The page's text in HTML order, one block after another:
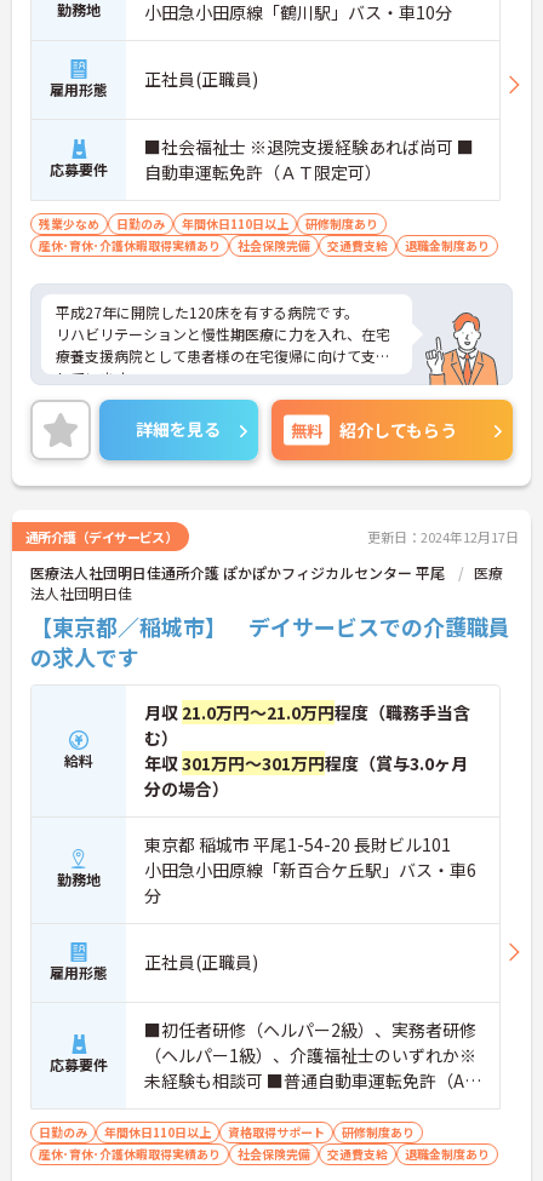
勤務地
小田急小田原線「鶴川駅」バス・車10分
雇用形態 正社員(正職員)
応募要件
■社会福祉士 ※退院支援経験あれば尚可 ■
自動車運転免許（ＡＴ限定可）
残業少なめ 日勤のみ 年間休日110日以上
研修制度あり
産休･育休･介護休暇取得実績あり
社会保険完備 交通費支給 退職金制度あり
平成27年に開院した120床を有する病院です。
リハビリテーションと慢性期医療に力を入れ、在宅
療養支援病院として患者様の在宅復帰に向けて支援
しています。
この度は医療相談室での相談業務をお任せします。
医師、看護師、リハビリスタッフ、薬剤師、栄養
士、その他のスタッフや地域の保健師、ケアマネジ
ャーと連携を図りながらご支援します。
最寄り駅からは少し距離がありますが、送迎バスも
ご興味のある方には、面接対策ポイントなど、さら
に詳細をお話しいたしますのでお気軽にご相談くだ
さい！
詳細を見る 無料 紹介してもらう
通所介護（デイサービス） 更新日：2024年12月17日
医療法人社団明日佳通所介護 ぽかぽかフィジカルセンター 平尾
医療
法人社団明日佳
【東京都／稲城市】 デイサービスでの介護職員
の求人です
給料
月収 21.0万円～21.0万円程度（職務手当含
む）
年収301万円～301万円程度（賞与3.0ヶ月
分の場合）
勤務地
東京都 稲城市 平尾1-54-20 長財ビル101
小田急小田原線「新百合ケ丘駅」バス・車6
分
雇用形態 正社員(正職員)
応募要件
■初任者研修（ヘルパー2級）、実務者研修
（ヘルパー1級）、介護福祉士のいずれか※
未経験も相談可 ■普通自動車運転免許（AT
限定可）※必須
日勤のみ 年間休日110日以上 資格取得サポート
研修制度あり
産休･育休･介護休暇取得実績あり
社会保険完備 交通費支給 退職金制度あり